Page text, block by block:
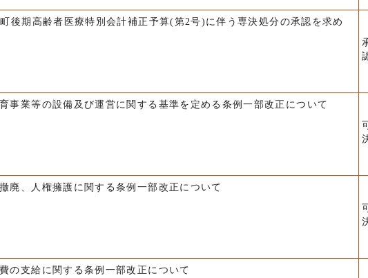
後期高齢者医療特別会計補正予算(第2号)に伴う専決処分の承認を求め
事業等の設備及び運営に関する基準を定める条例一部改正について
廃、人権擁護に関する条例一部改正について
の支給に関する条例一部改正について